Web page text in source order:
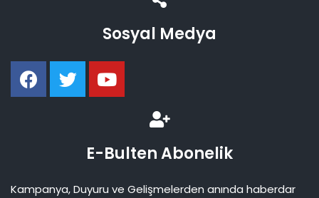
Sosyal Medya
E-Bulten Abonelik
Kampanya, Duyuru ve Gelişmelerden anında haberdar